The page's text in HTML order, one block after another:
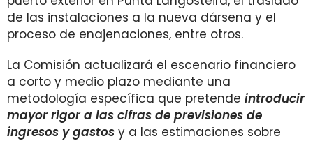
de las instalaciones a la nueva dársena y el
proceso de enajenaciones, entre otros.
La Comisión actualizará el escenario financiero
a corto y medio plazo mediante una
metodología específica que pretende introducir
mayor rigor a las cifras de previsiones de
ingresos y gastos y a las estimaciones sobre